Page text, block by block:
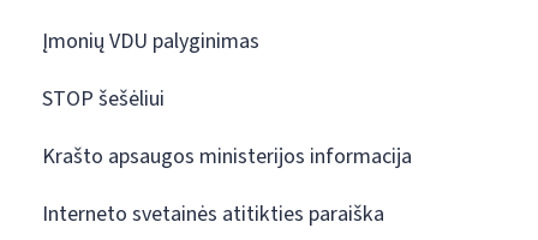
Įmonių VDU palyginimas
STOP šešėliui
Krašto apsaugos ministerijos informacija
Interneto svetainės atitikties paraiška